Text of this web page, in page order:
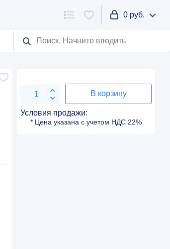
0 руб.
В корзину
Условия продажи:
* Цена указана с учетом НДС 22%